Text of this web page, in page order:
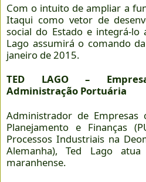
Com o intuito de ampliar a
Itaqui como vetor de
social do Estado e integrá-lo
Lago assumirá o comando
janeiro de 2015.
TED LAGO –
Administração Portuária
Administrador de Empresas
Planejamento e Finanças
Processos Industriais na
Alemanha), Ted Lago
maranhense.